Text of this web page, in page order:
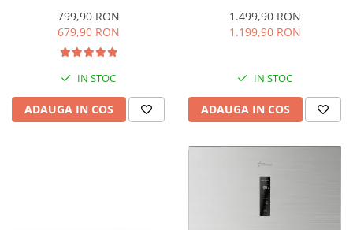
interioara, H 84 cm, Negru
799,90 RON
679,90 RON
IN STOC
ADAUGA IN COS
Iluminare LED, Termostat
Reglabil, H 147 cm, Negru
1.499,90 RON
1.199,90 RON
IN STOC
ADAUGA IN COS